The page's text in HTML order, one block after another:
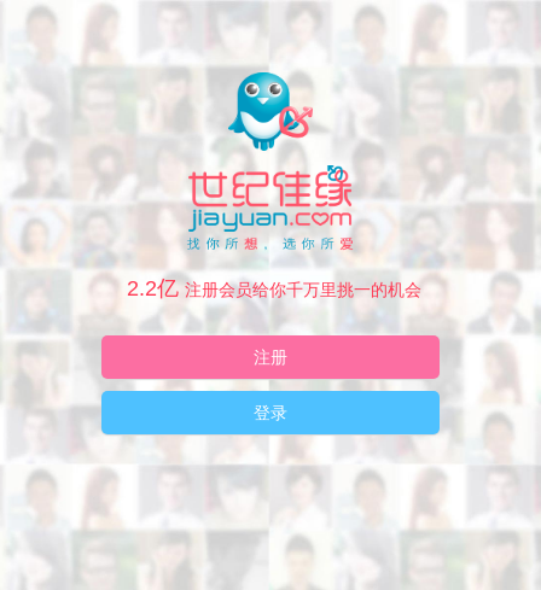
2.2亿 注册会员给你千万里挑一的机会
注册
登录